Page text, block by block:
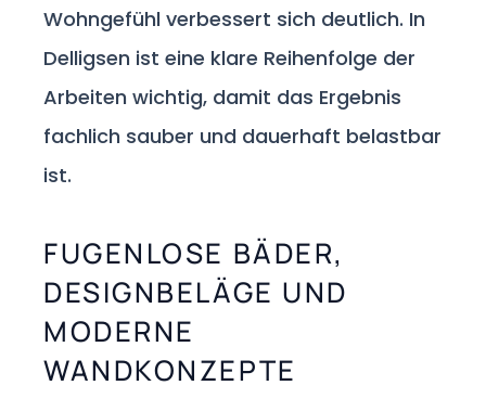
Wohngefühl verbessert sich deutlich. In
Delligsen ist eine klare Reihenfolge der
Arbeiten wichtig, damit das Ergebnis
fachlich sauber und dauerhaft belastbar
ist.
FUGENLOSE BÄDER,
DESIGNBELÄGE UND
MODERNE
WANDKONZEPTE